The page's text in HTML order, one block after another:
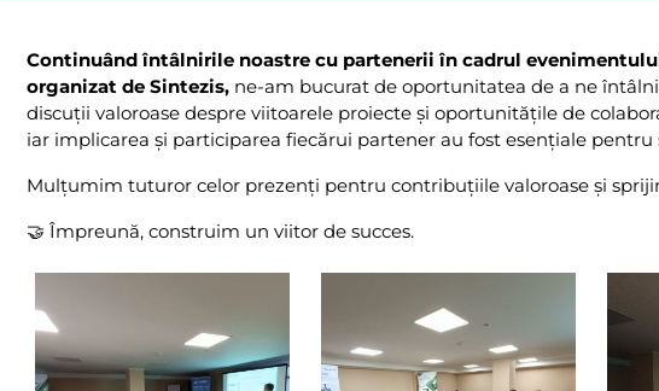
Continuând întâlnirile noastre cu partenerii în cadrul
organizat de Sintezis, ne-am bucurat de oportunitatea de a ne
discuții valoroase despre viitoarele proiecte și oportunitățile de
iar implicarea și participarea fiecărui partener au fost esențiale pentru
Mulțumim tuturor celor prezenți pentru contribuțiile valoroase și
🤝 Împreună, construim un viitor de succes.